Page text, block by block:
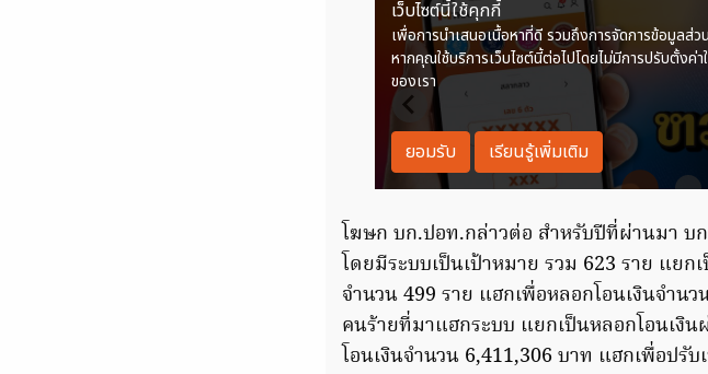
โฆษก บก.ปอท.กล่าวต่อ สำหรับปีที่ผ่านมา บ
โดยมีระบบเป็นเป้าหมาย รวม 623 ราย แย
จำนวน 499 ราย แฮกเพื่อหลอกโอนเงินจำน
คนร้ายที่มาแฮกระบบ แยกเป็นหลอกโอนเงิ
โอนเงินจำนวน 6,411,306 บาท แฮกเพื่อปรั